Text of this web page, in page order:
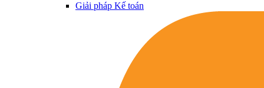
Giải pháp Kế toán